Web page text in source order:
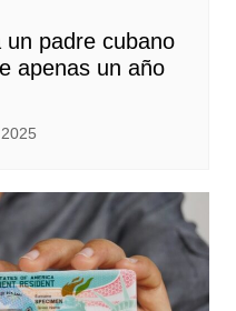
un padre cubano
apenas un año